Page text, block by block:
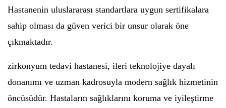
Hastanenin uluslararası standartlara uygun sertifikalara
sahip olması da güven verici bir unsur olarak öne
çıkmaktadır.
zirkonyum tedavi hastanesi, ileri teknolojiye dayalı
donanımı ve uzman kadrosuyla modern sağlık hizmetinin
öncüsüdür. Hastaların sağlıklarını koruma ve iyileştirme